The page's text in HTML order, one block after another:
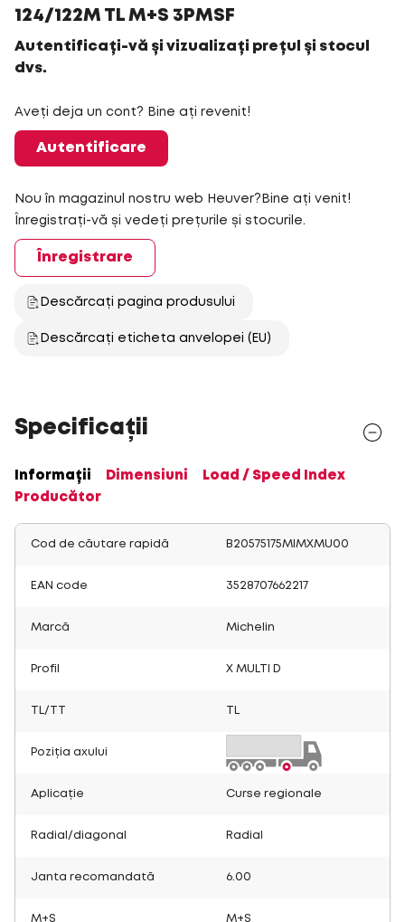
124/122M TL M+S 3PMSF
Autentificați-vă și vizualizați prețul și stocul
dvs.
Aveți deja un cont? Bine ați revenit!
Autentificare
Nou în magazinul nostru web Heuver?Bine ați venit!
Înregistrați-vă și vedeți prețurile și stocurile.
Înregistrare
Descărcați pagina produsului
Descărcați eticheta anvelopei (EU)
Specificații
Informații Dimensiuni
Load / Speed Index
Producător
Cod de căutare rapidă B20575175MIMXMU00
EAN code 3528707662217
Marcă Michelin
Profil X MULTI D
TL/TT
Poziția axului
Aplicație Curse regionale
Radial/diagonal Radial
Janta recomandată 6.00
M+S M+S